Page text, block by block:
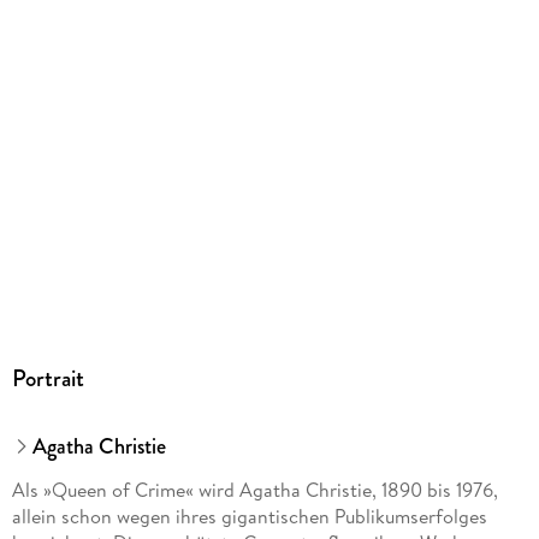
Portrait
Agatha Christie
Als »Queen of Crime« wird Agatha Christie, 1890 bis 1976,
allein schon wegen ihres gigantischen Publikumserfolges